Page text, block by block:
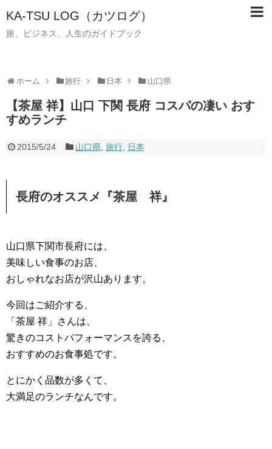
KA-TSU LOG（カツログ）
旅、ビジネス、人生のガイドブック
ホーム 旅行 日本 山口県
【茶屋 祥】山口 下関 長府 コスパの凄い おす
すめランチ
2015/5/24 山口県 旅行, 日本
長府のオススメ『茶屋 祥』
山口県下関市長府には、
美味しい食事のお店、
おしゃれなお店が沢山あります。
今回はご紹介する、
「茶屋 祥」さんは、
驚きのコストパフォーマンスを誇る、
おすすめのお食事処です。
とにかく品数が多くて、
大満足のランチなんです。